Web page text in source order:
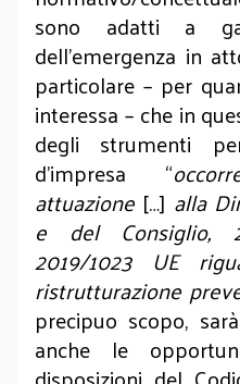
sono adatti a
dell’emergenza in
particolare – per
interessa – che in
degli strumenti
d’impresa “
attuazione […] alla
e del Consiglio,
2019/1023 UE
ristrutturazione
precipuo scopo,
anche le